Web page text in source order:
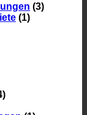
(3)
(1)